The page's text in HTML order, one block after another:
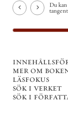
Du
mer om
läsfokus
sök i verket
sök i